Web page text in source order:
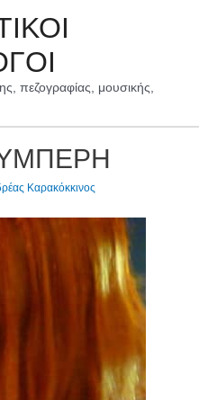
πεζογραφίας, μουσικής,
Καρακόκκινος